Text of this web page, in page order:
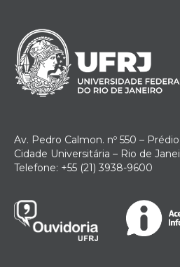
Av. Pedro Calmon. nº 550 –
Cidade Universitária – Rio de
Telefone: +55 (21) 3938-9600